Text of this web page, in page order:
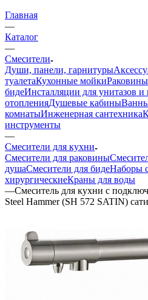
Главная
—
Каталог
—
Смесители
Души, панели, гарнитуры
туалетаКухонные мойкиРаковины
бидеИнсталляции для унитазов и
отопленияДушевые кабины
комнатыИнженерная сантехника
инструменты
—
Смесители для кухни
Смесители для раковины
душаСмесители для бидеНаборы
хирургическиеКраны для воды
—Смеситель для кухни с
Steel Hammer (SH 572 SATIN)